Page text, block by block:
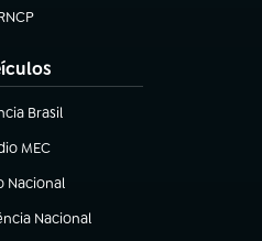
em nova aba)
Brasil
em nova aba)
MEC
em nova aba)
Nacional
Nacional
aba)